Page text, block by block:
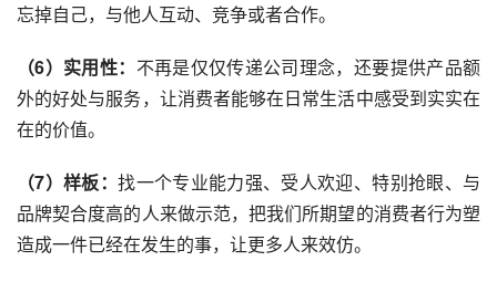
忘掉自己，与他人互动、竞争或者合作。
（6）实用性： 不再是仅仅传递公司理念，还要提供产品额
外的好处与服务，让消费者能够在日常生活中感受到实实在
在的价值。
（7）样板：找一个专业能力强、受人欢迎、特别抢眼、与
品牌契合度高的人来做示范，把我们所期望的消费者行为塑
造成一件已经在发生的事，让更多人来效仿。